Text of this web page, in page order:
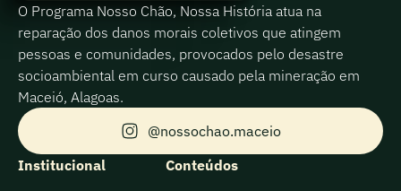
O Programa Nosso Chão, Nossa História atua na
reparação dos danos morais coletivos que atingem
pessoas e comunidades, provocados pelo desastre
socioambiental em curso causado pela mineração em
Maceió, Alagoas.
@nossochao.maceio
Institucional
Conteúdos